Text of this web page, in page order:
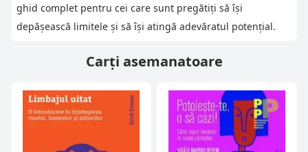
ghid complet pentru cei care sunt pregătiți să își
depășească limitele și să își atingă adevăratul potențial.
Carți asemanatoare